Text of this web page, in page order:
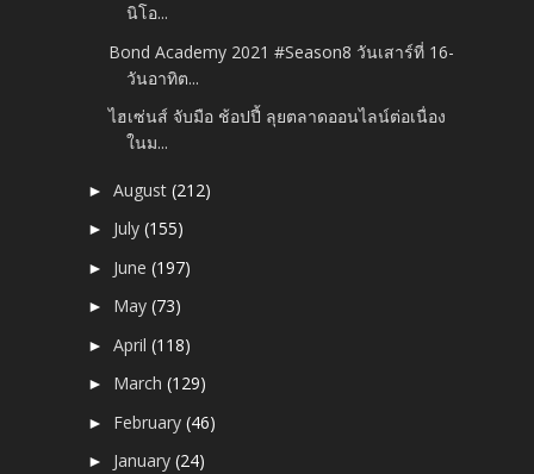
นิโอ...
Bond Academy 2021 #Season8 วันเสาร์ที่ 16-
วันอาทิต...
ไฮเซ่นส์ จับมือ ช้อปปี้ ลุยตลาดออนไลน์ต่อเนื่อง
ในม...
►August(212)
► July(155)
► June(197)
► May(73)
►April(118)
► March(129)
► February(46)
► January(24)